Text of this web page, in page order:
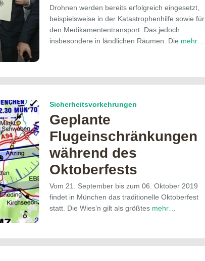
Drohnen werden bereits erfolgreich eingesetzt,
beispielsweise in der Katastrophenhilfe sowie für
den Medikamententransport. Das jedoch
insbesondere in ländlichen Räumen. Die mehr…
Sicherheitsvorkehrungen
Geplante
Flugeinschränkungen
während des
Oktoberfests
Vom 21. September bis zum 06. Oktober 2019
findet in München das traditionelle Oktoberfest
statt. Die Wies’n gilt als größtes mehr…